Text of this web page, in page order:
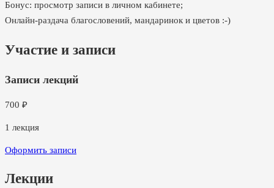
Бонус: просмотр записи в личном кабинете;
Онлайн-раздача благословений, мандаринок и цветов :-)
Участие и записи
Записи лекций
700 ₽
1 лекция
Оформить записи
Лекции